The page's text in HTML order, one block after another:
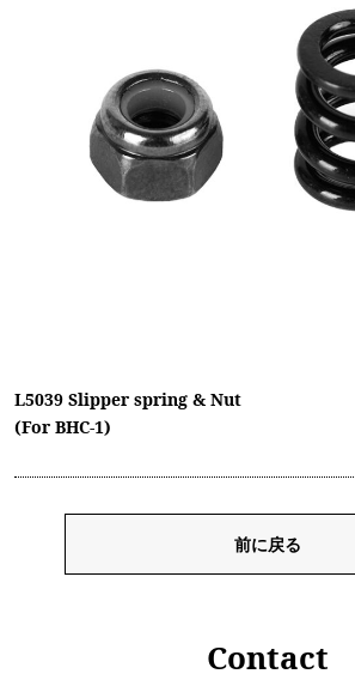
L5039 Slipper spring & Nut
(For BHC-1)
前に戻る
Contact